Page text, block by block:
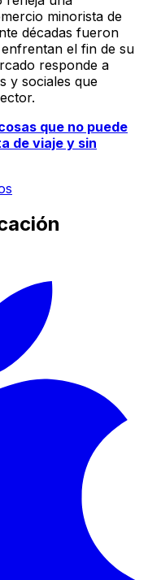
minorista de
décadas fueron
el fin de su
responde a
y sociales que
que no puede
de viaje y sin